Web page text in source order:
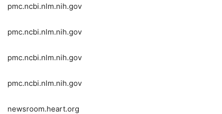
pmc.ncbi.nlm.nih.gov
pmc.ncbi.nlm.nih.gov
pmc.ncbi.nlm.nih.gov
pmc.ncbi.nlm.nih.gov
newsroom.heart.org